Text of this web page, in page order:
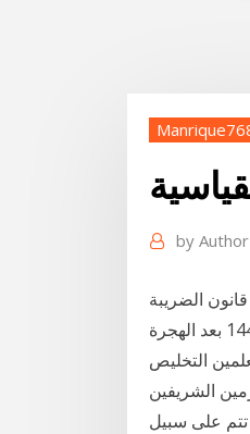
by Author
العامة في 7 سبتمبر 2016 م وتم الغاء قانون الضريبة
التخليص
الشريفين
تتم على سبيل